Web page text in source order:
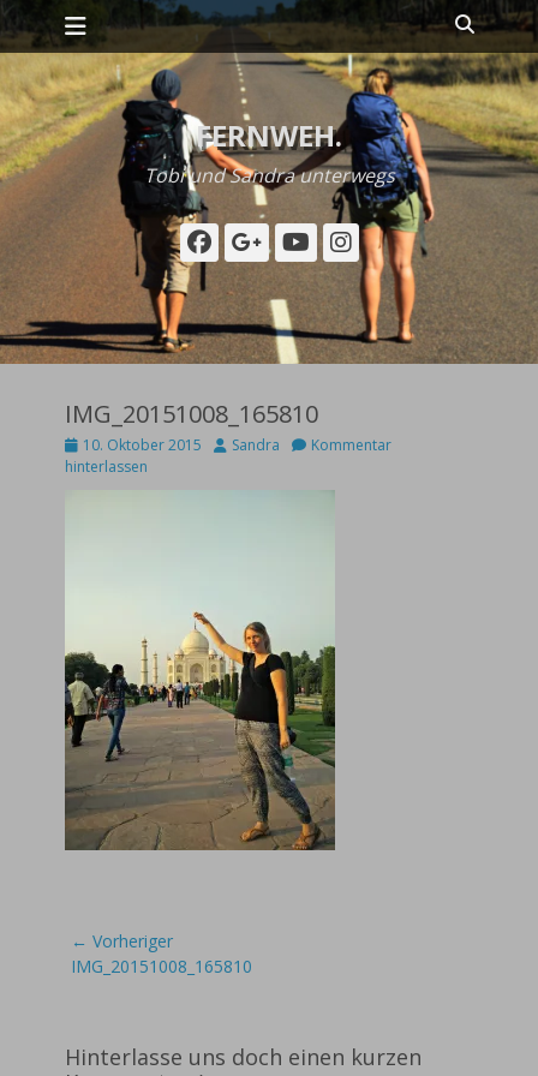
Zum
Inhalt
springen
Primäres Menü Suchen
FERNWEH.
Tobi und Sandra unterwegs
Facebook
Googleplus
YouTube
Instagram
IMG_20151008_165810
Posted
on
10. Oktober 2015 AutorSandra
Kommentar
hinterlassen
Beitragsnavigation
← Vorheriger
Vorheriger
IMG_20151008_165810
Hinterlasse uns doch einen kurzen